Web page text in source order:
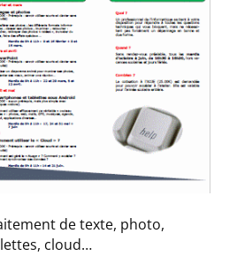
de texte, photo,
cloud…